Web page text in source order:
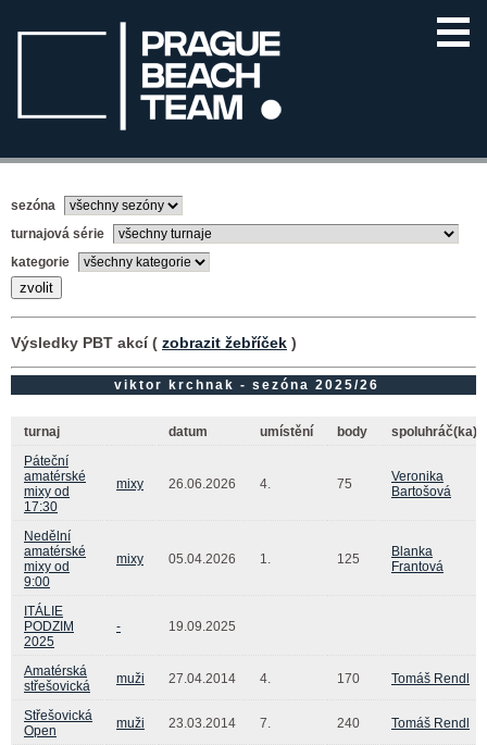
sezóna
turnajová série
kategorie
Výsledky PBT akcí ( zobrazit žebříček )
viktor krchnak - sezóna 2025/26
turnaj datum umístění body
spoluhráč(ka)
Páteční
amatérské
mixy od
17:30
mixy 26.06.2026 4. 75
Veronika
Bartošová
Nedělní
amatérské
mixy od
9:00
mixy 05.04.2026 1. 125
Blanka
Frantová
ITÁLIE
PODZIM
2025
- 19.09.2025
Amatérská
střešovická
muži 27.04.2014 4. 170 Tomáš Rendl
Střešovická
Open
muži 23.03.2014 7. 240 Tomáš Rendl